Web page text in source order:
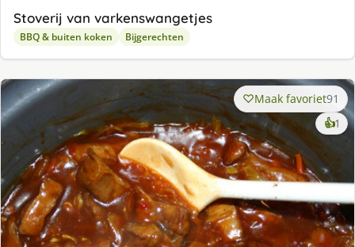
Stoverij van varkenswangetjes
BBQ & buiten koken Bijgerechten
Maak favoriet91
👍1